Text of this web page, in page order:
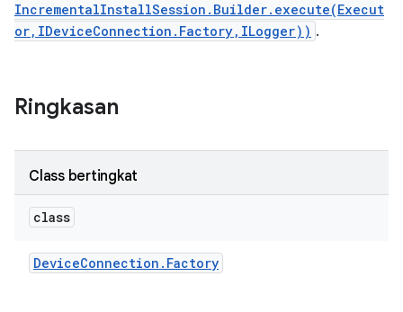
IncrementalInstallSession.Builder.execute(Execut
or,IDeviceConnection.Factory,ILogger)) .
Ringkasan
Class bertingkat
class
DeviceConnection . Factory